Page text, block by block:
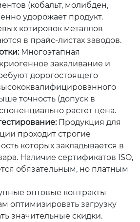
(кобальт, молибден,
удорожает продукт.
котировок металлов
в прайс-листах заводов.
Многоэтапная
закаливание и
дорогостоящего
точность (допуск в
растет цена.
Продукция для
проходит строгие
которых закладывается в
Наличие сертификатов ISO,
обязательным, но платным
оптовые контракты
оптимизировать загрузку
значительные скидки.